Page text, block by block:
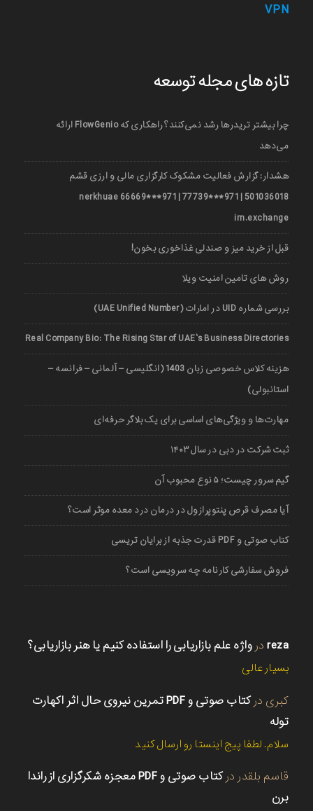
VPN
تازه های مجله توسعه
چرا بیشتر تریدرها رشد نمی‌کنند؟ راهکاری که FlowGenio ارائه
می‌دهد
هشدار: گزارش فعالیت مشکوک کارگزاری مالی و ارزی قشم
501036018 | 971***77739 | 971***66669 nerkhuae
irn.exchange
قبل از خرید میز و صندلی غذاخوری بخون!
روش های تامین امنیت ویلا
بررسی شماره UID در امارات (UAE Unified Number)
Real Company Bio: The Rising Star of UAE’s Business Directories
هزینه کلاس خصوصی زبان 1403 (انگلیسی – آلمانی – فرانسه –
استانبولی)
مهارت‌ها و ویژگی‌های اساسی برای یک بلاگر حرفه‌ای
ثبت شرکت در دبی در سال ۱۴۰۳
گیم سرور چیست؛ ۵ نوع محبوب آن
آیا مصرف قرص پنتوپرازول در درمان درد معده موثر است؟
کتاب صوتی و PDF قدرت جذبه از برایان تریسی
فروش سفارشی کارنامه چه سرویسی است؟
reza در واژه علم بازاریابی را استفاده کنیم یا هنر بازاریابی؟
بسیار عالی
کبری در
کتاب صوتی و PDF تمرین نیروی حال اثر اکهارت
توله
سلام. لطفا پیج اینستا رو ارسال کنید
قاسم بلقدر در
کتاب صوتی و PDF معجزه شکرگزاری از راندا
برن